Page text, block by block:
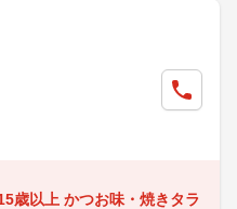
歳以上 かつお味・焼きタラ